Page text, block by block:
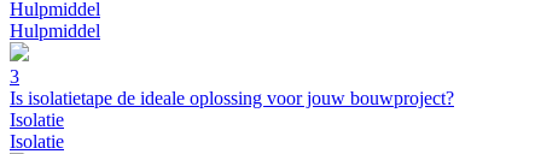
Hulpmiddel
Hulpmiddel
3
Is isolatietape de ideale oplossing voor jouw bouwproject?
Isolatie
Isolatie